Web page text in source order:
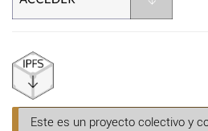
Este es un proyecto colectivo y